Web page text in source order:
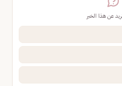
عن هذا الخبر